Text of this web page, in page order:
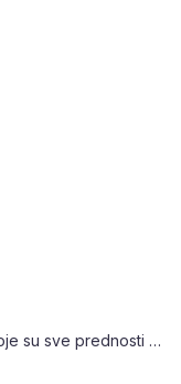
Hodanje: Kako krenuti i koje su sve prednosti ove aktivnosti